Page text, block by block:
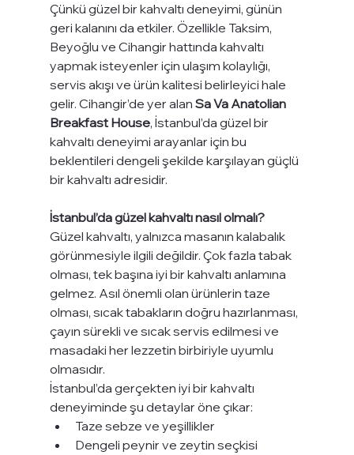
Çünkü güzel bir kahvaltı deneyimi, günün
geri kalanını da etkiler. Özellikle Taksim,
Beyoğlu ve Cihangir hattında kahvaltı
yapmak isteyenler için ulaşım kolaylığı,
servis akışı ve ürün kalitesi belirleyici hale
gelir. Cihangir’de yer alan Sa Va Anatolian
Breakfast House, İstanbul’da güzel bir
kahvaltı deneyimi arayanlar için bu
beklentileri dengeli şekilde karşılayan güçlü
bir kahvaltı adresidir.
İstanbul’da güzel kahvaltı nasıl olmalı?
Güzel kahvaltı, yalnızca masanın kalabalık
görünmesiyle ilgili değildir. Çok fazla tabak
olması, tek başına iyi bir kahvaltı anlamına
gelmez. Asıl önemli olan ürünlerin taze
olması, sıcak tabakların doğru hazırlanması,
çayın sürekli ve sıcak servis edilmesi ve
masadaki her lezzetin birbiriyle uyumlu
olmasıdır.
İstanbul’da gerçekten iyi bir kahvaltı
deneyiminde şu detaylar öne çıkar:
Taze sebze ve yeşillikler
Dengeli peynir ve zeytin seçkisi